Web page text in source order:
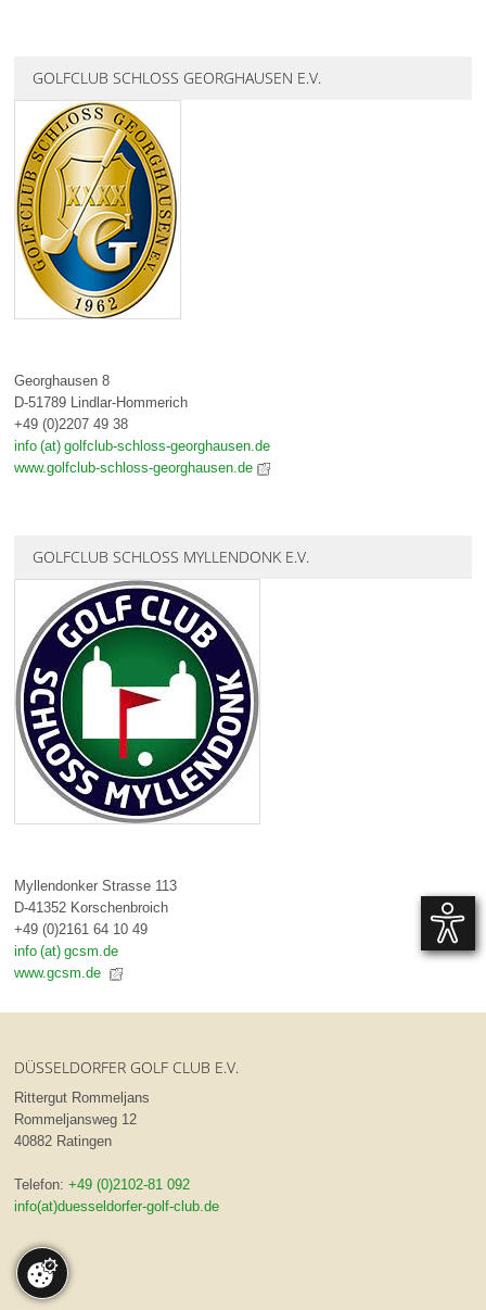
GOLFCLUB SCHLOSS GEORGHAUSEN E.V.
Georghausen 8
D-51789 Lindlar-Hommerich
+49 (0)2207 49 38
info (at) golfclub-schloss-georghausen.de
www.golfclub-schloss-georghausen.de
GOLFCLUB SCHLOSS MYLLENDONK E.V.
Myllendonker Strasse 113
D-41352 Korschenbroich
+49 (0)2161 64 10 49
info (at) gcsm.de
www.gcsm.de
DÜSSELDORFER GOLF CLUB E.V.
Rittergut Rommeljans
Rommeljansweg 12
40882 Ratingen
Telefon:+49 (0)2102-81 092
info(at)duesseldorfer-golf-club.de